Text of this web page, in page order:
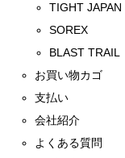
TIGHT JAPAN
SOREX
BLAST TRAIL
お買い物カゴ
支払い
会社紹介
よくある質問